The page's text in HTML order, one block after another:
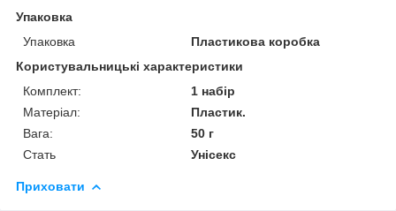
Упаковка
Упаковка
Пластикова коробка
Користувальницькі характеристики
Комплект:
1 набір
Матеріал:
Пластик.
Вага:
50 г
Стать
Унісекс
Приховати